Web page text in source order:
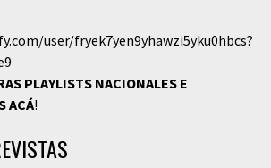
user/fryek7yen9yhawzi5yku0hbcs?
PLAYLISTS NACIONALES E
ACÁ!